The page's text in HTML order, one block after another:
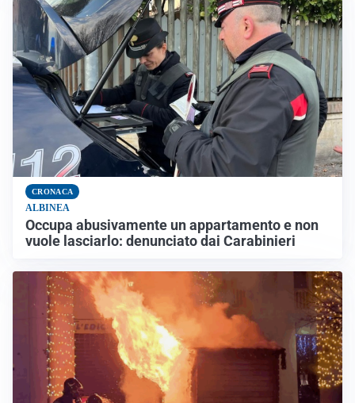
CRONACA
ALBINEA
Occupa abusivamente un appartamento e non
vuole lasciarlo: denunciato dai Carabinieri